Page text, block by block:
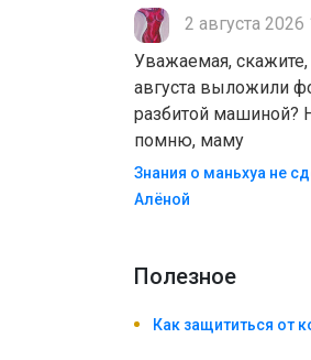
2 августа 2026
Уважаемая,
августа выложили
разбитой машиной?
помню, маму
Знания о маньхуа не
Алëной
Полезноe
Как защититься от